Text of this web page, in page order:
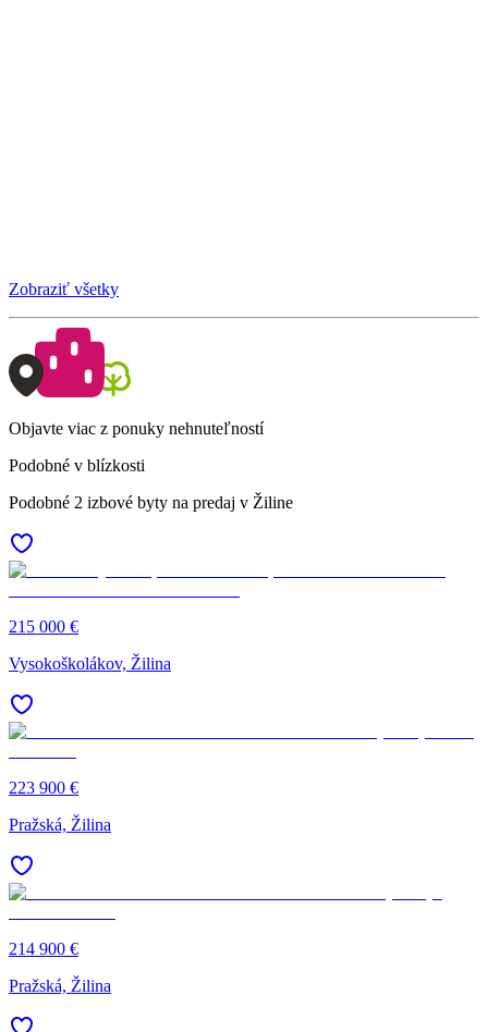
Zobraziť všetky
Objavte viac z ponuky nehnuteľností
Podobné v blízkosti
Podobné 2 izbové byty na predaj v Žiline
215 000 €
Vysokoškolákov, Žilina
223 900 €
Pražská, Žilina
214 900 €
Pražská, Žilina